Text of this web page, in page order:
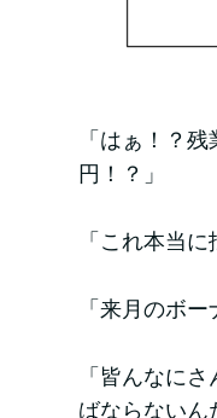
「はぁ！？
円！？」
「これ本当
「来月のボ
「皆んなに
ばならないん